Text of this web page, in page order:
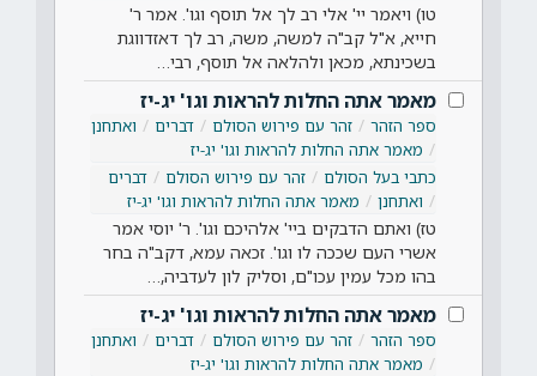
טו) ויאמר יי' אלי רב לך אל תוסף וגו'. אמר ר'
חייא, א"ל קב"ה למשה, משה, רב לך דאזדווגת
בשכינתא, מכאן ולהלאה אל תוסף, רבי…
מאמר אתה החלות להראות וגו' יג-יז
ספר הזהר זהר עם פירוש הסולם דברים
ואתחנן
מאמר אתה החלות להראות וגו' יג-יז
כתבי בעל הסולם
זהר עם פירוש הסולם
דברים
ואתחנן
מאמר אתה החלות להראות וגו' יג-יז
טז) ואתם הדבקים ביי' אלהיכם וגו'. ר' יוסי אמר
אשרי העם שככה לו וגו'. זכאה עמא, דקב"ה בחר
בהו מכל עמין עכו"ם, וסליק לון לעדביה,…
מאמר אתה החלות להראות וגו' יג-יז
ספר הזהר זהר עם פירוש הסולם דברים
ואתחנן
מאמר אתה החלות להראות וגו' יג-יז